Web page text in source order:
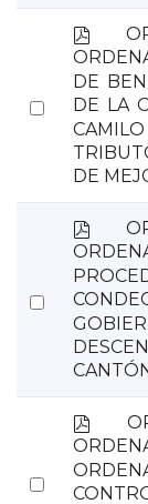
Select
p
d
f
DE
DE LA
DE
Select
p
d
f
Select
p
d
f